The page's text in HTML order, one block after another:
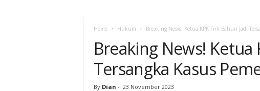
Home Hukum Breaking News! Ketua KPK Firli Bahuri Jadi
Breaking News! Ketua
Tersangka Kasus
By Dian - 23 November 2023